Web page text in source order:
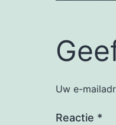
Uw e-
Reactie *